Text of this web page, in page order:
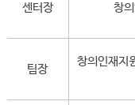
센터장 창
팀장
창의인재지